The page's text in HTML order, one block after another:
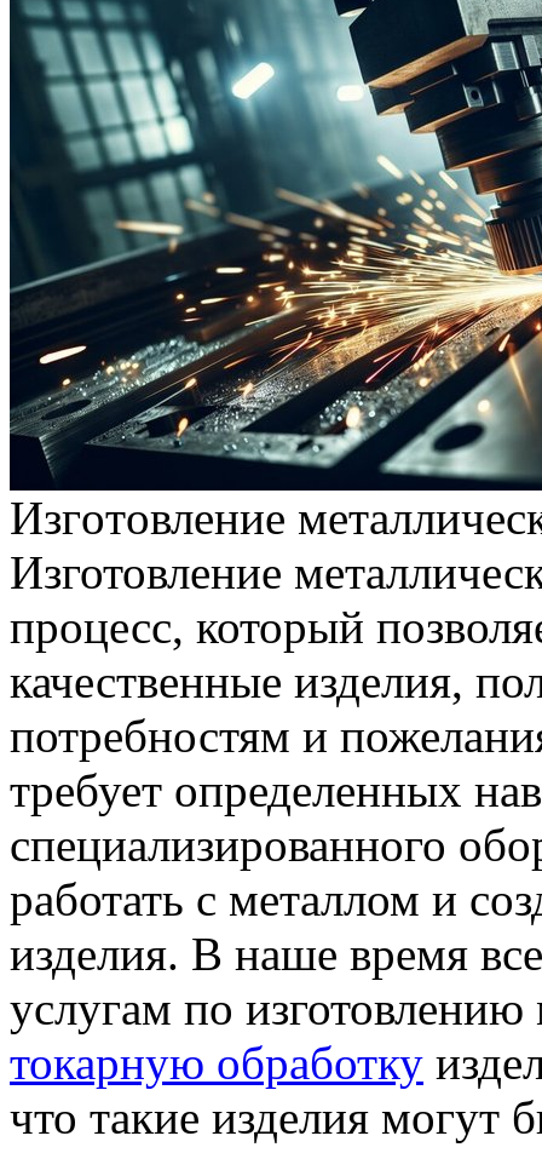
Изгoтoвлeниe
Изготовление
процесс, который
качественные изделия,
потребностям и
требует определенных
специализированного
работать с металлом и
изделия. В наше время
услугам по
токарную обработку
что такие изделия могут